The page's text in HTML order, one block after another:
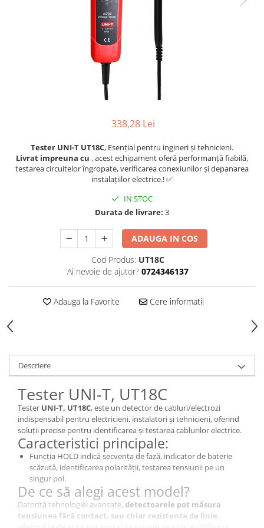
338,28 Lei
Tester UNI-T UT18C, Esențial pentru ingineri și tehnicieni.
Livrat impreuna cu , acest echipament oferă performanță fiabilă,
testarea circuitelor îngropate, verificarea conexiunilor și depanarea
instalațiilor electrice.! ✅
IN STOC
Durata de livrare: 3
ADAUGA IN COS
Cod Produs: UT18C
Ai nevoie de ajutor? 0724346137
Adauga la Favorite Cere informatii
Descriere
Tester UNI-T, UT18C
Tester UNI-T, UT18C, este un detector de cabluri/electrozi
indispensabil pentru electricieni, instalatori și tehnicieni, oferind
soluții precise pentru identificarea și testarea cablurilor electrice.
Caracteristici principale:
Funcția HOLD indică secvența de fază, indicator de baterie
scăzută, identificarea polarității, testarea tensiunii pe un
singur pol.
De ce să alegi acest model?
Datorită tehnologiei avansate, detectoarele pot măsura
tensiunea fără contact, sau chiar rezistenta de linie,